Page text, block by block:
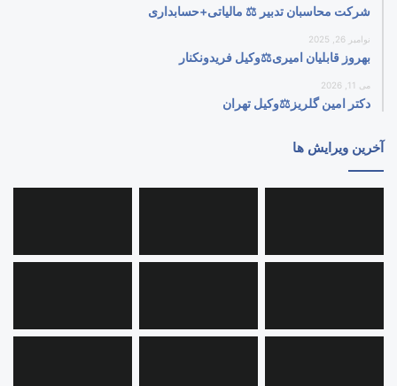
شرکت محاسبان تدبیر ⚖️ مالیاتی+حسابداری
نوامبر 26, 2025
بهروز قابلیان امیری⚖️وکیل فریدونکنار
می 11, 2026
دکتر امین گلریز⚖️وکیل تهران
آخرین ویرایش ها